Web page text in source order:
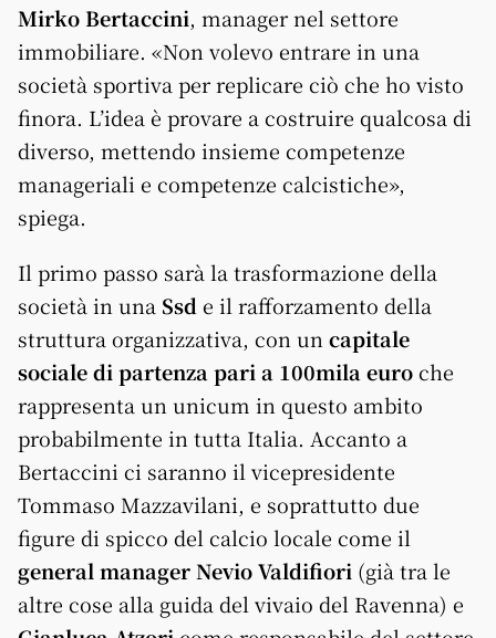
Mirko Bertaccini, manager nel settore
immobiliare. «Non volevo entrare in una
società sportiva per replicare ciò che ho visto
finora. L’idea è provare a costruire qualcosa di
diverso, mettendo insieme competenze
manageriali e competenze calcistiche»,
spiega.
Il primo passo sarà la trasformazione della
società in una Ssd e il rafforzamento della
struttura organizzativa, con un capitale
sociale di partenza pari a 100mila euroche
rappresenta un unicum in questo ambito
probabilmente in tutta Italia. Accanto a
Bertaccini ci saranno il vicepresidente
Tommaso Mazzavilani, e soprattutto due
figure di spicco del calcio locale come il
general manager Nevio Valdifiori (già tra le
altre cose alla guida del vivaio del Ravenna) e